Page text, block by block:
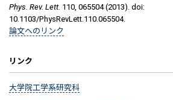
Phys. Rev. Lett. 110, 065504 (2013). doi:
10.1103/PhysRevLett.110.065504.
論文へのリンク
リンク
大学院工学系研究科